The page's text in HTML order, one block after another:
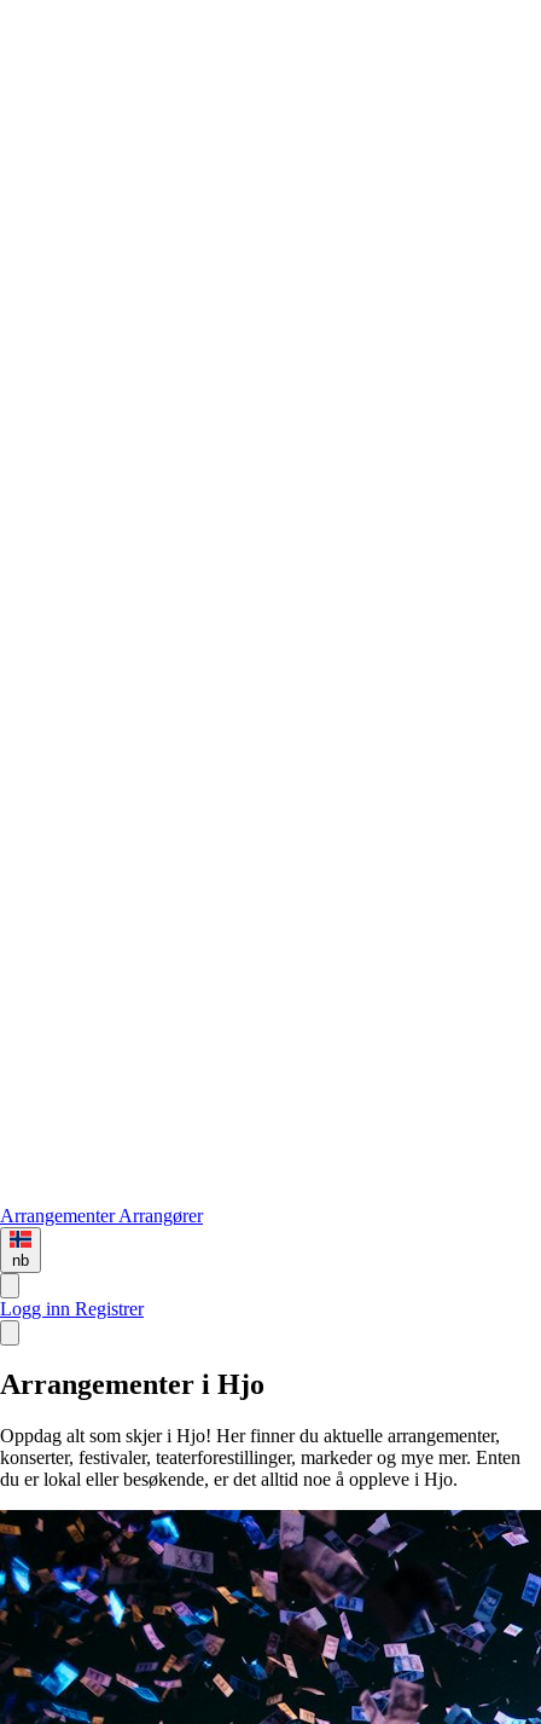
ArrangementerArrangører
nb
Logg inn Registrer
Arrangementer i Hjo
Oppdag alt som skjer i Hjo! Her finner du aktuelle arrangementer,
konserter, festivaler, teaterforestillinger, markeder og mye mer. Enten
du er lokal eller besøkende, er det alltid noe å oppleve i Hjo.